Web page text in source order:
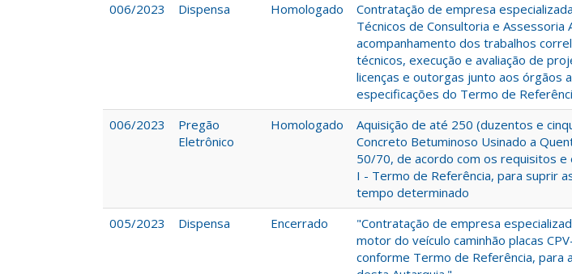
006/2023
Dispensa Homologado
Contratação de empresa
Técnicos de Consultoria e
acompanhamento dos trabalhos
técnicos, execução e avaliação de
licenças e outorgas junto aos órgãos
especificações do Termo de
006/2023
Pregão
Eletrônico
Homologado
Aquisição de até 250 (duzentos e
Concreto Betuminoso Usinado a
50/70, de acordo com os requisitos
I - Termo de Referência, para suprir
tempo determinado
005/2023
Dispensa Encerrado
"Contratação de empresa
motor do veículo caminhão placas
conforme Termo de Referência, para